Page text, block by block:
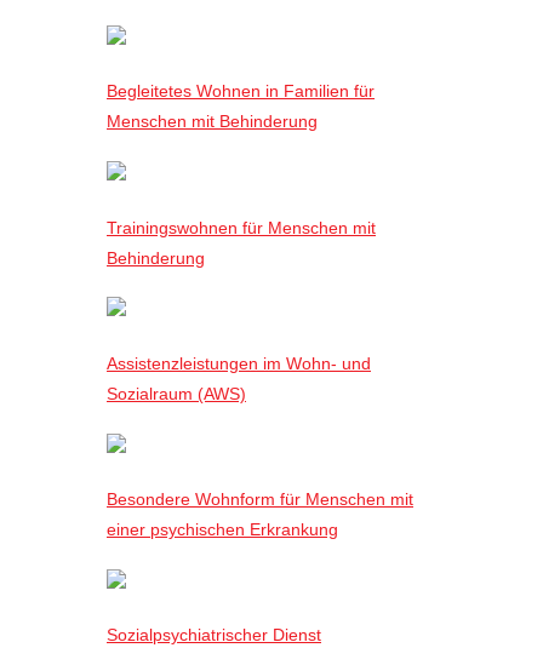
Begleitetes Wohnen in Familien für
Menschen mit Behinderung
Trainingswohnen für Menschen mit
Behinderung
Assistenzleistungen im Wohn- und
Sozialraum (AWS)
Besondere Wohnform für Menschen mit
einer psychischen Erkrankung
Sozialpsychiatrischer Dienst